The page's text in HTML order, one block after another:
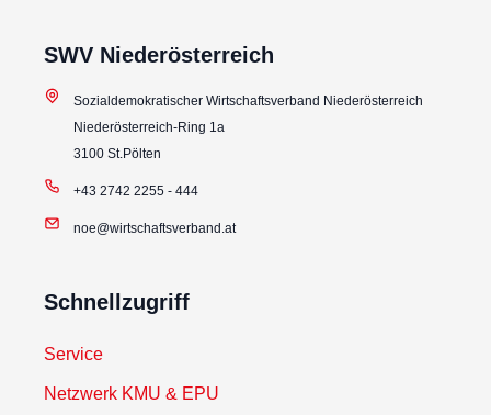
SWV Niederösterreich
Sozialdemokratischer Wirtschaftsverband Niederösterreich
Niederösterreich-Ring 1a
3100 St.Pölten
+43 2742 2255 - 444
noe@wirtschaftsverband.at
Schnellzugriff
Service
Netzwerk KMU & EPU